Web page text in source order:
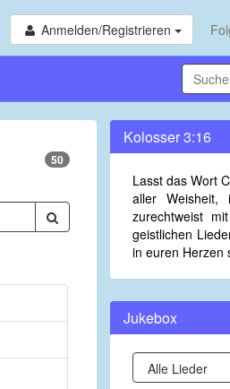
Anmelden/Registrieren
50
Kolosser 3:16
Lasst das Wort
aller
zurechtweist
geistlichen
in euren Herzen
Jukebox